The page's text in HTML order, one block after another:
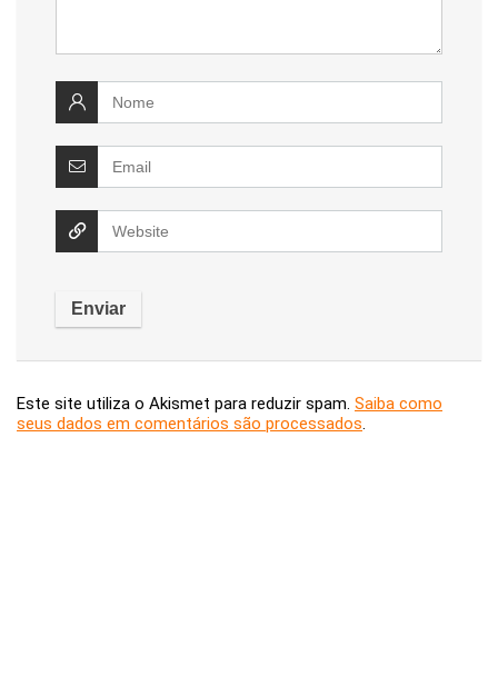
Este site utiliza o Akismet para reduzir spam. Saiba como
seus dados em comentários são processados.